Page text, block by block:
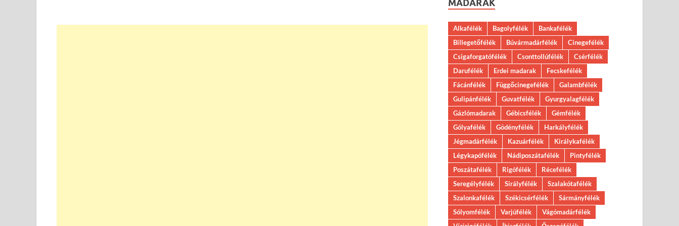
MADARAK
Alkafélék Bagolyfélék
Bankafélék
Billegetőfélék
Búvármadárfélék
Cinegefélék
Csigaforgatófélék
Csonttollúfélék
Csérfélék
Darufélék
Erdei madarak
Fecskefélék
Fácánfélék
Függőcinegefélék
Galambfélék
Gulipánfélék
Guvatfélék
Gyurgyalagfélék
Gázlómadarak
Gébicsfélék
Gémfélék
Gólyafélék
Gödényfélék
Harkályfélék
Jégmadárfélék
Kazuárfélék
Királykafélék
Légykapófélék
Nádiposzátafélék
Pintyfélék
Poszátafélék
Rigófélék
Récefélék
Seregélyfélék
Sirályfélék
Szalakótafélék
Szalonkafélék
Székicsérfélék
Sármányfélék
Sólyomfélék
Varjúfélék
Vágómadárfélék